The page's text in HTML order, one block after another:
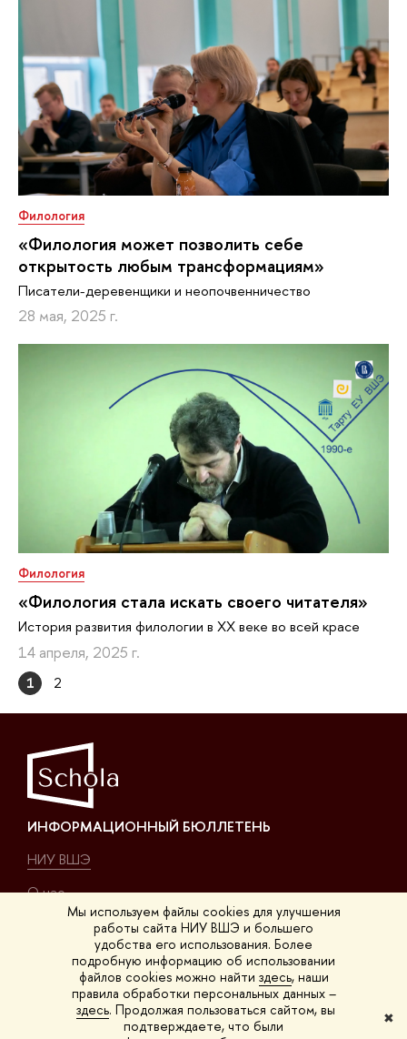
Мы используем файлы cookies для улучшения
работы сайта НИУ ВШЭ и большего
удобства его использования. Более
подробную информацию об использовании
файлов cookies можно найти здесь, наши
правила обработки персональных данных –
здесь. Продолжая пользоваться сайтом, вы
подтверждаете, что были
✖
Филология
«Филология может позволить себе
открытость любым трансформациям»
Писатели-деревенщики и неопочвенничество
28 мая, 2025 г.
Филология
«Филология стала искать своего читателя»
История развития филологии в XX веке во всей красе
14 апреля, 2025 г.
1 2
ИНФОРМАЦИОННЫЙ БЮЛЛЕТЕНЬ
НИУ ВШЭ
О нас
КОНТАКТЫ
Покровский б-р, 11, K-411
на карте